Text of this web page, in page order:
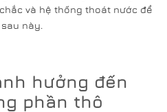
và hệ thống thoát nước để
này.
hưởng đến
phần thô